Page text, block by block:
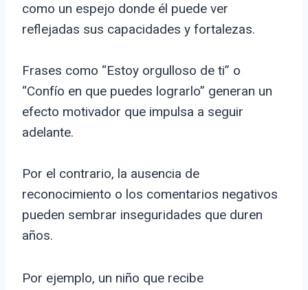
como un espejo donde él puede ver
reflejadas sus capacidades y fortalezas.
Frases como “Estoy orgulloso de ti” o
“Confío en que puedes lograrlo” generan un
efecto motivador que impulsa a seguir
adelante.
Por el contrario, la ausencia de
reconocimiento o los comentarios negativos
pueden sembrar inseguridades que duren
años.
Por ejemplo, un niño que recibe